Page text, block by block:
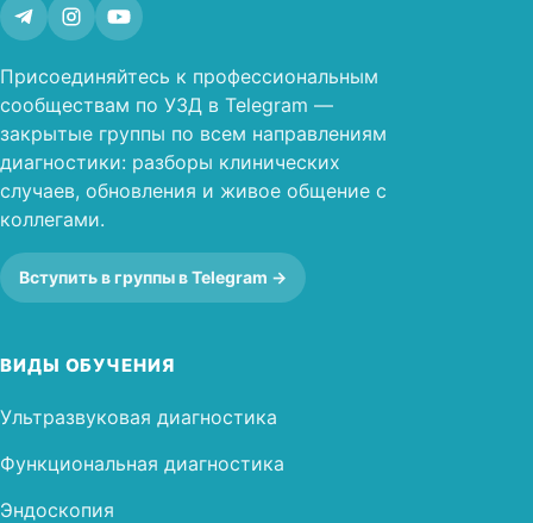
Присоединяйтесь к профессиональным
сообществам по УЗД в Telegram —
закрытые группы по всем направлениям
диагностики: разборы клинических
случаев, обновления и живое общение с
коллегами.
Вступить в группы в Telegram →
ВИДЫ ОБУЧЕНИЯ
Ультразвуковая диагностика
Функциональная диагностика
Эндоскопия